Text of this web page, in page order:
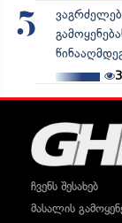
5
ჩვენს შესახებ
მასალის